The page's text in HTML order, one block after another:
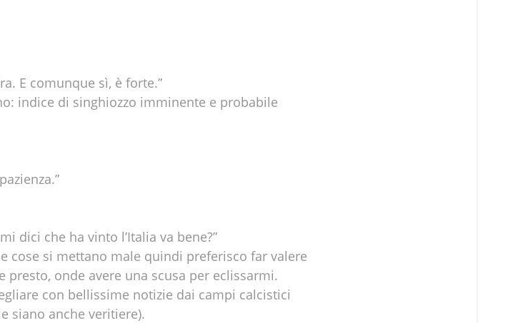
E comunque sì, è forte.”
indice di singhiozzo imminente e probabile
dici che ha vinto l’Italia va bene?”
cose si mettano male quindi preferisco far valere
onde avere una scusa per eclissarmi.
con bellissime notizie dai campi calcistici
siano anche veritiere).